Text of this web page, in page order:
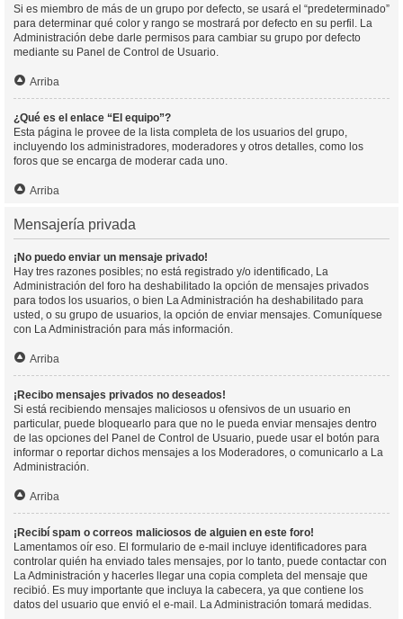
Si es miembro de más de un grupo por defecto, se usará el “predeterminado”
para determinar qué color y rango se mostrará por defecto en su perfil. La
Administración debe darle permisos para cambiar su grupo por defecto
mediante su Panel de Control de Usuario.
Arriba
¿Qué es el enlace “El equipo”?
Esta página le provee de la lista completa de los usuarios del grupo,
incluyendo los administradores, moderadores y otros detalles, como los
foros que se encarga de moderar cada uno.
Arriba
Mensajería privada
¡No puedo enviar un mensaje privado!
Hay tres razones posibles; no está registrado y/o identificado, La
Administración del foro ha deshabilitado la opción de mensajes privados
para todos los usuarios, o bien La Administración ha deshabilitado para
usted, o su grupo de usuarios, la opción de enviar mensajes. Comuníquese
con La Administración para más información.
Arriba
¡Recibo mensajes privados no deseados!
Si está recibiendo mensajes maliciosos u ofensivos de un usuario en
particular, puede bloquearlo para que no le pueda enviar mensajes dentro
de las opciones del Panel de Control de Usuario, puede usar el botón para
informar o reportar dichos mensajes a los Moderadores, o comunicarlo a La
Administración.
Arriba
¡Recibí spam o correos maliciosos de alguien en este foro!
Lamentamos oír eso. El formulario de e-mail incluye identificadores para
controlar quién ha enviado tales mensajes, por lo tanto, puede contactar con
La Administración y hacerles llegar una copia completa del mensaje que
recibió. Es muy importante que incluya la cabecera, ya que contiene los
datos del usuario que envió el e-mail. La Administración tomará medidas.